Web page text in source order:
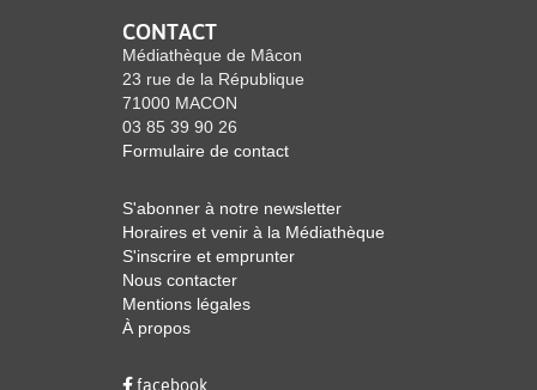
CONTACT
Médiathèque de Mâcon
23 rue de la République
71000 MACON
03 85 39 90 26
Formulaire de contact
S'abonner à notre newsletter
Horaires et venir à la Médiathèque
S'inscrire et emprunter
Nous contacter
Mentions légales
À propos
facebook